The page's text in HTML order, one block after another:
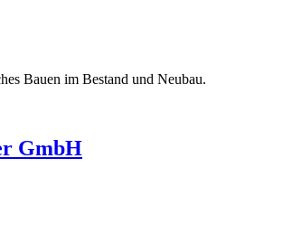
Bauen im Bestand und Neubau.
GmbH